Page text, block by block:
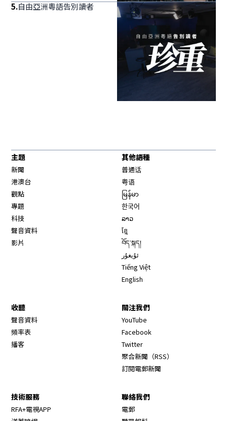
5.自由亞洲粵語告別讀者
主題
新聞
港澳台
觀點
專題
科技
聲音資料
影片
其他語種
普通话
粤语
မြန်မာ
한국어
ລາວ
ខ្មែ
བོད་སྐད།
ئۇيغۇر
Tiếng Việt
English
收聽
聲音資料
頻率表
播客
關注我們
YouTube
Facebook
Twitter
聚合新聞（RSS）
訂閱電郵新聞
技術服務
RFA+電視APP
聯絡我們
電郵